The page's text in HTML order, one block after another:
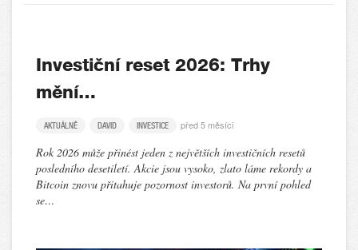
Investiční reset 2026: Trhy
mění…
AKTUÁLNĚ DAVID INVESTICE před 5 měsíci
Rok 2026 může přinést jeden z největších investičních resetů
posledního desetiletí. Akcie jsou vysoko, zlato láme rekordy a
Bitcoin znovu přitahuje pozornost investorů. Na první pohled
se…